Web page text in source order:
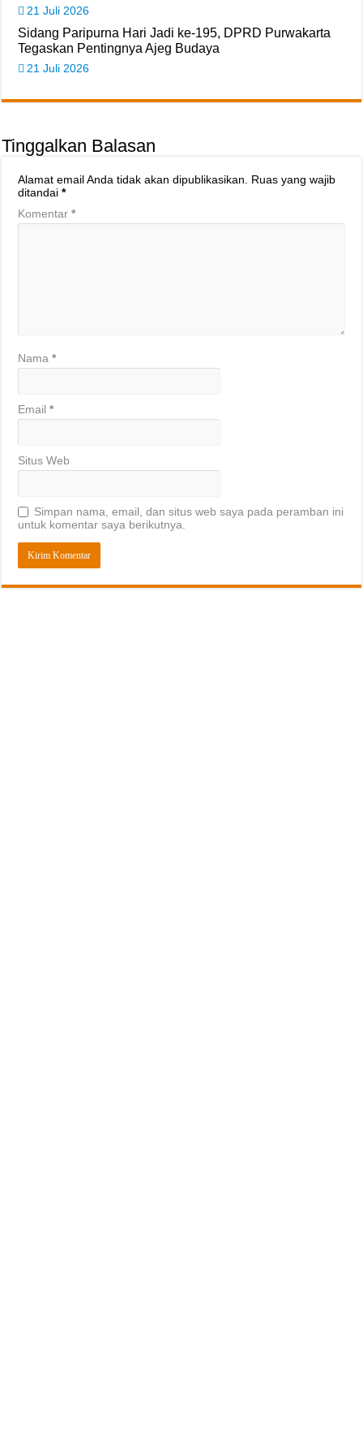
21 Juli 2026
Sidang Paripurna Hari Jadi ke-195, DPRD Purwakarta
Tegaskan Pentingnya Ajeg Budaya
21 Juli 2026
Tinggalkan Balasan
Alamat email Anda tidak akan dipublikasikan.
Ruas yang wajib
ditandai*
Komentar*
Nama*
Email*
Situs Web
Simpan nama, email, dan situs web saya pada peramban ini
untuk komentar saya berikutnya.